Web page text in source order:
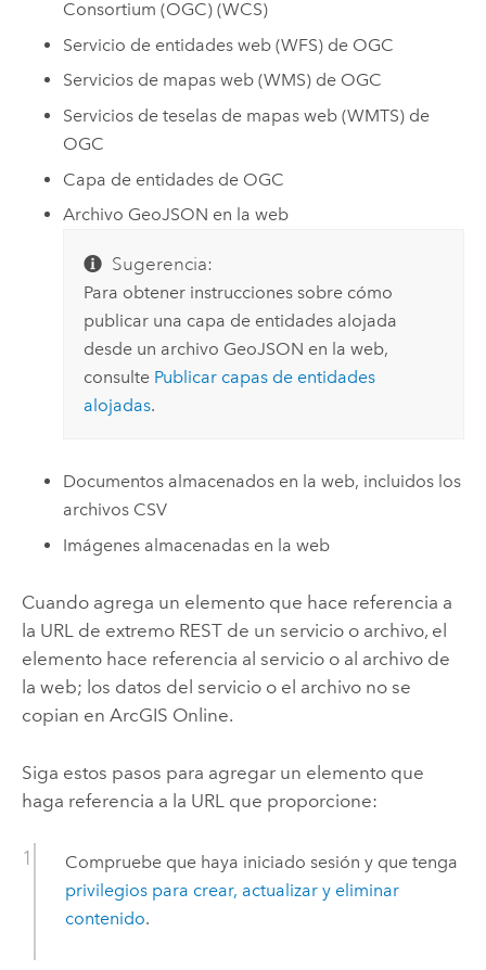
Consortium (OGC) (WCS)
Servicio de entidades web (WFS) de OGC
Servicios de mapas web (WMS) de OGC
Servicios de teselas de mapas web (WMTS) de
OGC
Capa de entidades de OGC
Archivo GeoJSON en la web
Sugerencia:
Para obtener instrucciones sobre cómo
publicar una capa de entidades alojada
desde un archivo GeoJSON en la web,
consulte Publicar capas de entidades
alojadas.
Documentos almacenados en la web, incluidos los
archivos CSV
Imágenes almacenadas en la web
Cuando agrega un elemento que hace referencia a
la URL de extremo REST de un servicio o archivo, el
elemento hace referencia al servicio o al archivo de
la web; los datos del servicio o el archivo no se
copian en ArcGIS Online.
Siga estos pasos para agregar un elemento que
haga referencia a la URL que proporcione:
Compruebe que haya iniciado sesión y que tenga
privilegios para crear, actualizar y eliminar
contenido.